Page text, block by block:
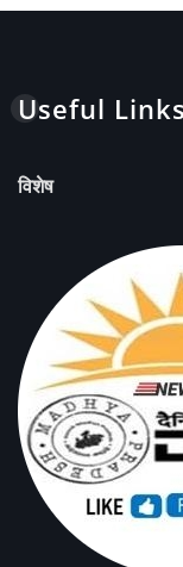
Useful Links
विशेष